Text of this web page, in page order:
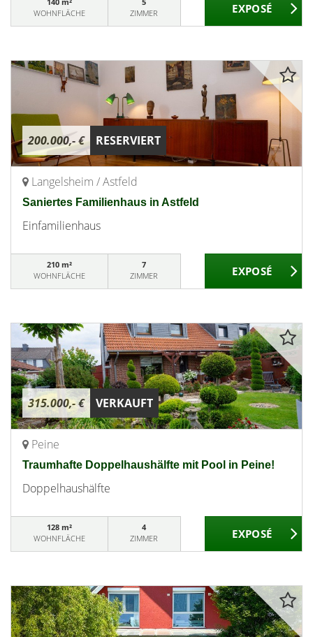
WOHNFLÄCHE
ZIMMER
200.000,- € RESERVIERT
Langelsheim / Astfeld
Saniertes Familienhaus in Astfeld
Einfamilienhaus
210 m²
WOHNFLÄCHE
7
ZIMMER
315.000,- € VERKAUFT
Peine
Traumhafte Doppelhaushälfte mit Pool in Peine!
Doppelhaushälfte
128 m²
WOHNFLÄCHE
4
ZIMMER